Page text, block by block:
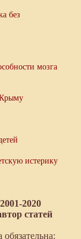
без
мозга
истерику
2020
статей